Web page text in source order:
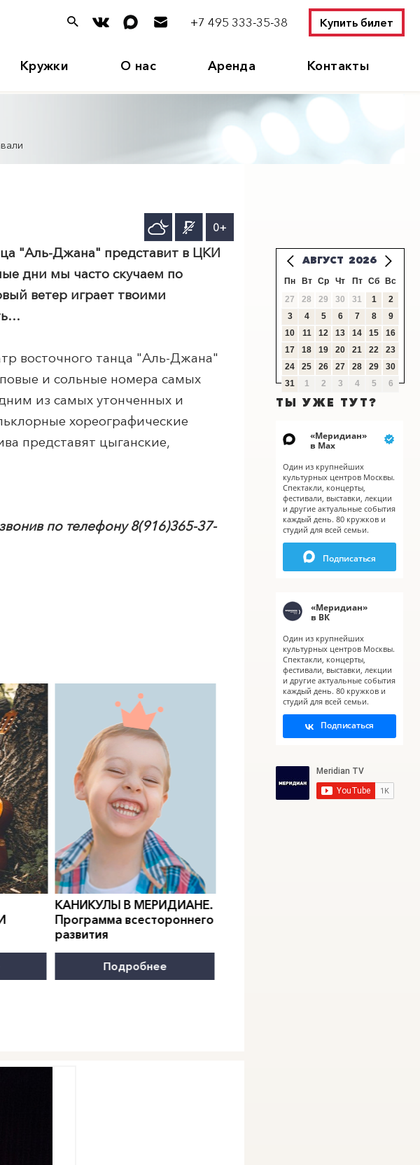
+7 495 333-35-38 Купить билет
Кружки О нас Аренда Контакты
X
"Аль-Джана" представит в ЦКИ
дни мы часто скучаем по
ветер играет твоими
восточного танца "Аль-Джана"
и сольные номера самых
из самых утонченных и
хореографические
представят цыганские,
по телефону 8(916)365-37-
0+
0">
КАНИКУЛЫ В МЕРИДИАНЕ.
Программа всестороннего
развития
Подробнее
АВГУСТ 2026
Пн Вт Ср Чт Пт Сб
Вс
27
28 29 30 31 1
2
3
4 5 6 7 8
9
10
11 12 13 14 15
16
17
18 19 20 21 22
23
24
25 26 27 28 29
30
31
1 2 3 4 5 6
ТЫ УЖЕ ТУТ?
«Меридиан»
в Мах
Один из крупнейших
культурных центров Москвы.
Спектакли, концерты,
фестивали, выставки, лекции
и другие актуальные события
каждый день. 80 кружков и
студий для всей семьи.
Подписаться
«Меридиан»
в ВК
Один из крупнейших
культурных центров Москвы.
Спектакли, концерты,
фестивали, выставки, лекции
и другие актуальные события
каждый день. 80 кружков и
студий для всей семьи.
Подписаться